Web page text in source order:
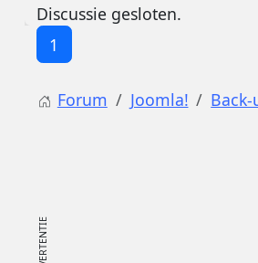
Discussie gesloten.
1
Forum Joomla!